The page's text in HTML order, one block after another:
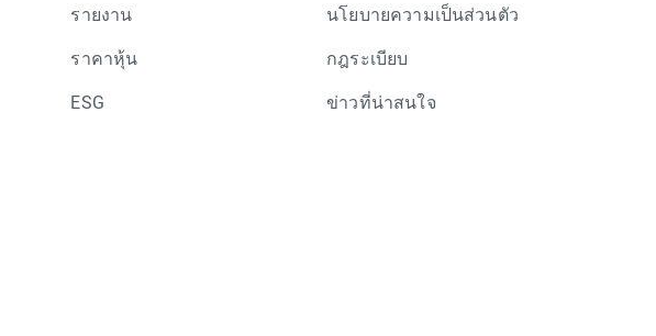
รายงาน
ราคาหุ้น
ESG
นโยบายความเป็นส่วนตัว
กฎระเบียบ
ข่าวที่น่าสนใจ